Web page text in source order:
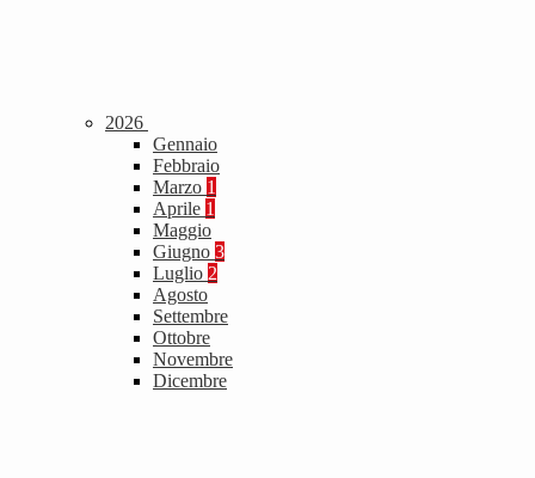
2026
Gennaio
Febbraio
Marzo 1
Aprile 1
Maggio
Giugno 3
Luglio 2
Agosto
Settembre
Ottobre
Novembre
Dicembre